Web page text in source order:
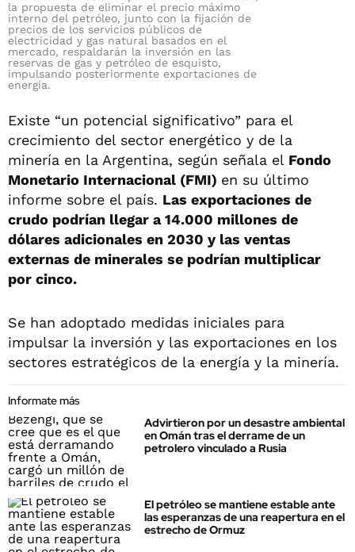
la propuesta de eliminar el precio máximo
interno del petróleo, junto con la fijación de
precios de los servicios públicos de
electricidad y gas natural basados en el
mercado, respaldarán la inversión en las
reservas de gas y petróleo de esquisto,
impulsando posteriormente exportaciones de
energía.
Existe “un potencial significativo” para el
crecimiento del sector energético y de la
minería en la Argentina, según señala el Fondo
Monetario Internacional (FMI) en su último
informe sobre el país. Las exportaciones de
crudo podrían llegar a 14.000 millones de
dólares adicionales en 2030 y las ventas
externas de minerales se podrían multiplicar
por cinco.
Se han adoptado medidas iniciales para
impulsar la inversión y las exportaciones en los
sectores estratégicos de la energía y la minería.
Informate más
Advirtieron por un desastre ambiental
en Omán tras el derrame de un
petrolero vinculado a Rusia
El petróleo se mantiene estable ante
las esperanzas de una reapertura en el
estrecho de Ormuz